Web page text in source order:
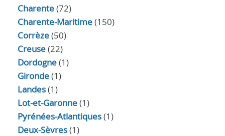
Charente(72)
Charente-Maritime(150)
Corrèze(50)
Creuse(22)
Dordogne(1)
Gironde(1)
Landes(1)
Lot-et-Garonne(1)
Pyrénées-Atlantiques(1)
Deux-Sèvres(1)